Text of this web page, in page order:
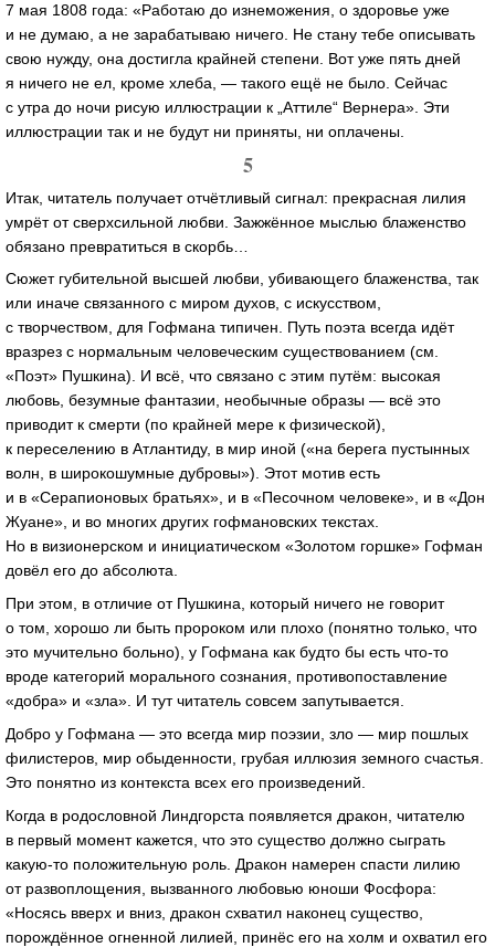
7 мая 1808 года: «Работаю до изнеможения, о здоровье уже
и не думаю, а не зарабатываю ничего. Не стану тебе описывать
свою нужду, она достигла крайней степени. Вот уже пять дней
я ничего не ел, кроме хлеба, — такого ещё не было. Сейчас
с утра до ночи рисую иллюстрации к „Аттиле“ Вернера». Эти
иллюстрации так и не будут ни приняты, ни оплачены.
5
Итак, читатель получает отчётливый сигнал: прекрасная лилия
умрёт от сверхсильной любви. Зажжённое мыслью блаженство
обязано превратиться в скорбь…
Сюжет губительной высшей любви, убивающего блаженства, так
или иначе связанного с миром духов, с искусством,
с творчеством, для Гофмана типичен. Путь поэта всегда идёт
вразрез с нормальным человеческим существованием (см.
«Поэт» Пушкина). И всё, что связано с этим путём: высокая
любовь, безумные фантазии, необычные образы — всё это
приводит к смерти (по крайней мере к физической),
к переселению в Атлантиду, в мир иной («на берега пустынных
волн, в широкошумные дубровы»). Этот мотив есть
и в «Серапионовых братьях», и в «Песочном человеке», и в «Дон
Жуане», и во многих других гофмановских текстах.
Но в визионерском и инициатическом «Золотом горшке» Гофман
довёл его до абсолюта.
При этом, в отличие от Пушкина, который ничего не говорит
о том, хорошо ли быть пророком или плохо (понятно только, что
это мучительно больно), у Гофмана как будто бы есть что-то
вроде категорий морального сознания, противопоставление
«добра» и «зла». И тут читатель совсем запутывается.
Добро у Гофмана — это всегда мир поэзии, зло — мир пошлых
филистеров, мир обыденности, грубая иллюзия земного счастья.
Это понятно из контекста всех его произведений.
Когда в родословной Линдгорста появляется дракон, читателю
в первый момент кажется, что это существо должно сыграть
какую-то положительную роль. Дракон намерен спасти лилию
от развоплощения, вызванного любовью юноши Фосфора:
«Носясь вверх и вниз, дракон схватил наконец существо,
порождённое огненной лилией, принёс его на холм и охватил его